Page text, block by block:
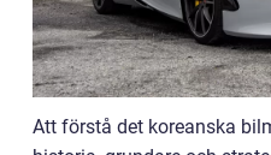
Att förstå det koreanska